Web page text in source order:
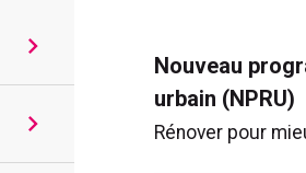
Nouveau
urbain (NPRU)
Rénover pour